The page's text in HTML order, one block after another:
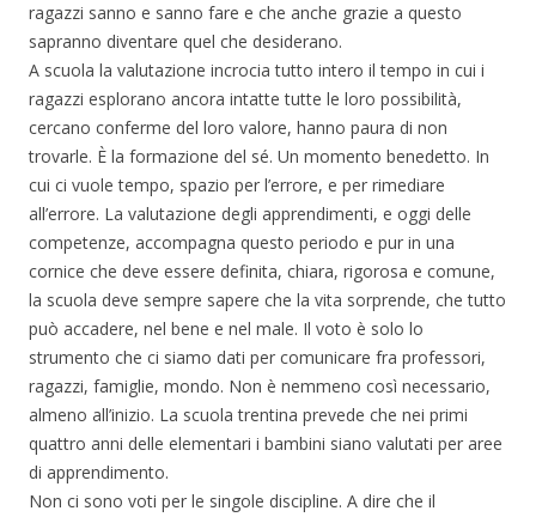
ragazzi sanno e sanno fare e che anche grazie a questo
sapranno diventare quel che desiderano.
A scuola la valutazione incrocia tutto intero il tempo in cui i
ragazzi esplorano ancora intatte tutte le loro possibilità,
cercano conferme del loro valore, hanno paura di non
trovarle. È la formazione del sé. Un momento benedetto. In
cui ci vuole tempo, spazio per l’errore, e per rimediare
all’errore. La valutazione degli apprendimenti, e oggi delle
competenze, accompagna questo periodo e pur in una
cornice che deve essere definita, chiara, rigorosa e comune,
la scuola deve sempre sapere che la vita sorprende, che tutto
può accadere, nel bene e nel male. Il voto è solo lo
strumento che ci siamo dati per comunicare fra professori,
ragazzi, famiglie, mondo. Non è nemmeno così necessario,
almeno all’inizio. La scuola trentina prevede che nei primi
quattro anni delle elementari i bambini siano valutati per aree
di apprendimento.
Non ci sono voti per le singole discipline. A dire che il